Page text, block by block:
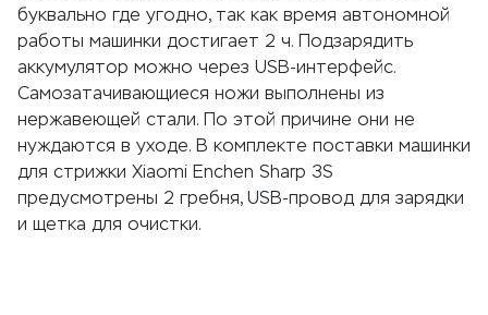
буквально где угодно, так как время автономной
работы машинки достигает 2 ч. Подзарядить
аккумулятор можно через USB-интерфейс.
Самозатачивающиеся ножи выполнены из
нержавеющей стали. По этой причине они не
нуждаются в уходе. В комплекте поставки машинки
для стрижки Xiaomi Enchen Sharp 3S
предусмотрены 2 гребня, USB-провод для зарядки
и щетка для очистки.